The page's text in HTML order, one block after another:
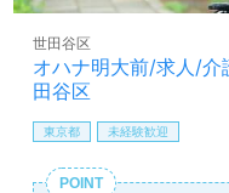
オハナ明大前/求人/
田谷区
世田谷区
東京都 未経験歓迎
POINT